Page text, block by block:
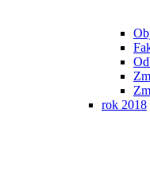
rok 2018